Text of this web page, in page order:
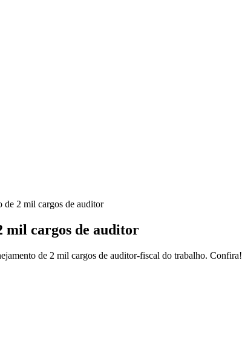
de 2 mil cargos de auditor
mil cargos de auditor
de 2 mil cargos de auditor-fiscal do trabalho. Confira!